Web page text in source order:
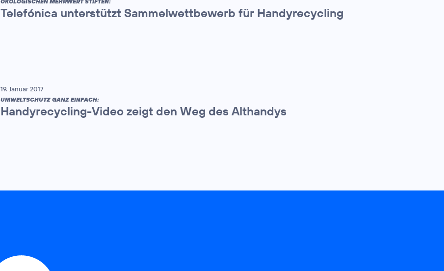
Telefónica unterstützt Sammelwettbewerb für Handyrecycling
19. Januar 2017
UMWELTSCHUTZ GANZ EINFACH:
Handyrecycling-Video zeigt den Weg des Althandys